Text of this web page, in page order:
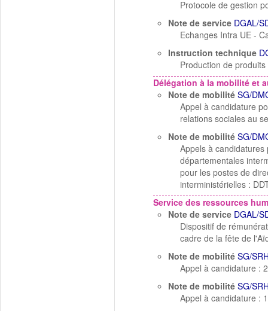
Protocole de gestion
Note de service DGAL/
Echanges Intra UE -
Instruction technique
Production de
Délégation à la mobilité et
Note de mobilité SG/
Appel à candidature
relations sociales au
Note de mobilité SG/
Appels à
départementales
pour les postes de
interministérielles :
Service des ressources
Note de service DGAL/
Dispositif de
cadre de la fête de
Note de mobilité SG/
Appel à candidature :
Note de mobilité SG/
Appel à candidature :